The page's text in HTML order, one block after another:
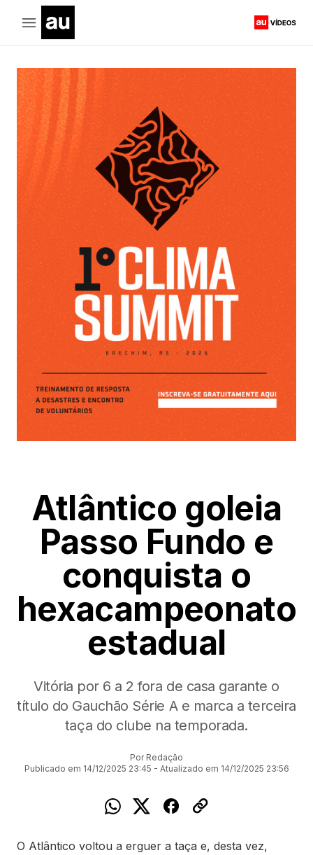
Atlântico goleia
Passo Fundo e
conquista o
hexacampeonato
estadual
Vitória por 6 a 2 fora de casa garante o
título do Gauchão Série A e marca a terceira
taça do clube na temporada.
Por Redação
Publicado em 14/12/2025 23:45 - Atualizado em 14/12/2025 23:56
O Atlântico voltou a erguer a taça e, desta vez,